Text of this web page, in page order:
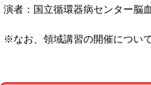
演者：国立循環器病センター
※なお、領域講習の開催につい